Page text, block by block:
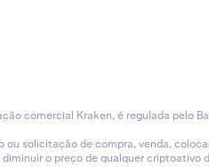
comercial Kraken, é regulada pelo
solicitação de compra, venda,
o preço de qualquer criptoativo